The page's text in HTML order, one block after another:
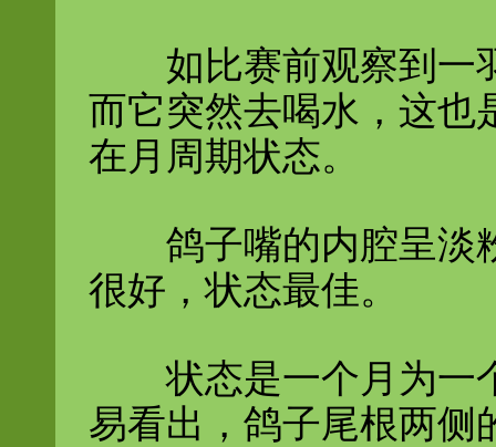
如比赛前观察到一
而它突然去喝水，这也
在月周期状态。
鸽子嘴的内腔呈淡
很好，状态最佳。
状态是一个月为一
易看出，鸽子尾根两侧